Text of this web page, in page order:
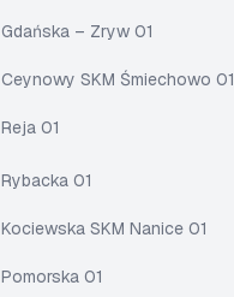
Gdańska – Zryw 01
Ceynowy SKM Śmiechowo 01
Reja 01
Rybacka 01
Kociewska SKM Nanice 01
Pomorska 01